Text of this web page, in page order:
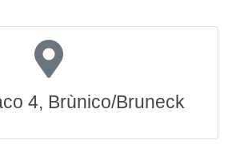
4, Brùnico/Bruneck